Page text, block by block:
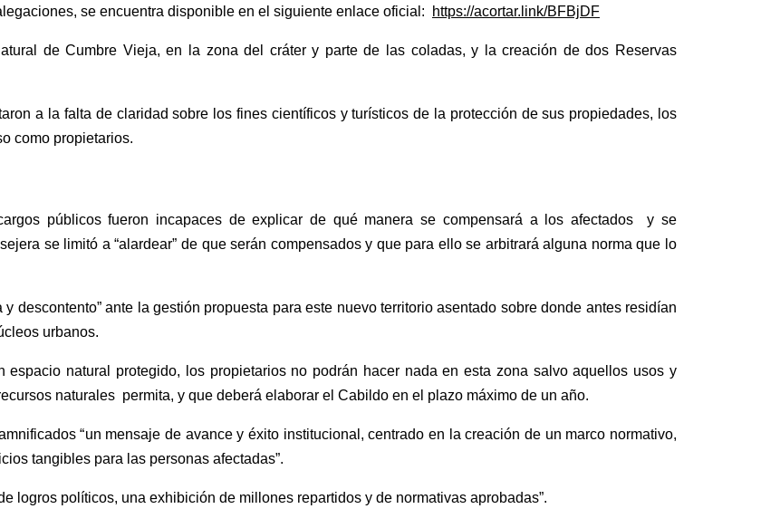
se encuentra disponible en el siguiente enlace oficial: https://acortar.link/BFBjDF
de Cumbre Vieja, en la zona del cráter y parte de las coladas,y la creación dedos Reservas
ron a la falta de claridad sobre los fines científicosy turísticos de la protección de sus propiedades, los
como propietarios.
públicos fueron incapaces de explicar de qué manera se compensará a los afectados y se
se limitó a “alardear” de que serán compensados y que para ello se arbitrará alguna norma que lo
y descontento”ante la gestión propuesta para este nuevo territorio asentado sobre donde antes residían
urbanos.
natural protegido, los propietarios no podrán hacer nada en esta zona salvo aquellos usos y
naturales permita, y que deberá elaborar el Cabildo en el plazo máximo de un año.
“un mensaje de avance y éxito institucional, centrado en la creación de un marco normativo,
tangibles para las personas afectadas”.
logros políticos, una exhibición de millones repartidos y de normativas aprobadas”.